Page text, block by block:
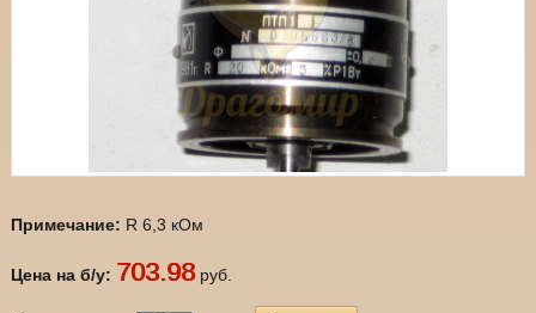
Примечание: R 6,3 кОм
Цена на б/у: 703.98руб.